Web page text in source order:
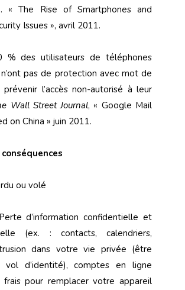
« The Rise of Smartphones and
Issues », avril 2011.
% des utilisateurs de téléphones
pas de protection avec mot de
l’accès non-autorisé à leur
Wall Street Journal, « Google Mail
on China » juin 2011.
ou volé
d’information confidentielle et
(ex. : contacts, calendriers,
dans votre vie privée (être
d’identité), comptes en ligne
frais pour remplacer votre appareil